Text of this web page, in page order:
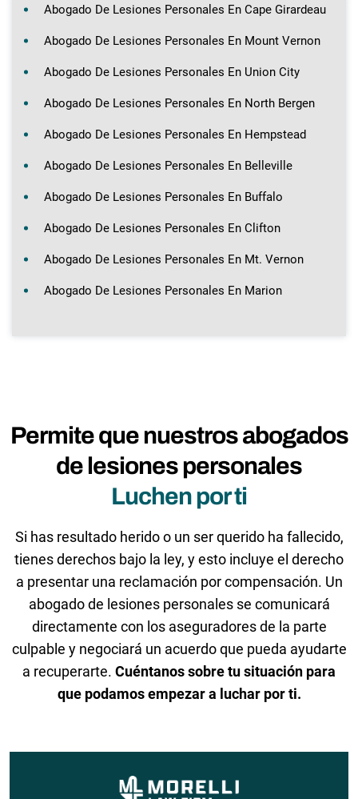
Abogado De Lesiones Personales En Cape Girardeau
Abogado De Lesiones Personales En Mount Vernon
Abogado De Lesiones Personales En Union City
Abogado De Lesiones Personales En North Bergen
Abogado De Lesiones Personales En Hempstead
Abogado De Lesiones Personales En Belleville
Abogado De Lesiones Personales En Buffalo
Abogado De Lesiones Personales En Clifton
Abogado De Lesiones Personales En Mt. Vernon
Abogado De Lesiones Personales En Marion
Permite que nuestros abogados
de lesiones personales
Luchen por ti
Si has resultado herido o un ser querido ha fallecido,
tienes derechos bajo la ley, y esto incluye el derecho
a presentar una reclamación por compensación. Un
abogado de lesiones personales se comunicará
directamente con los aseguradores de la parte
culpable y negociará un acuerdo que pueda ayudarte
a recuperarte. Cuéntanos sobre tu situación para
que podamos empezar a luchar por ti.